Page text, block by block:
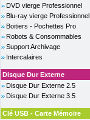
DVD vierge Professionnel
Blu-ray vierge Professionnel
Boitiers - Pochettes Pro
Robots & Consommables
Support Archivage
Intercalaires
Disque Dur Externe
Disque Dur Externe 2.5
Disque Dur Externe 3.5
Clé USB - Carte Mémoire